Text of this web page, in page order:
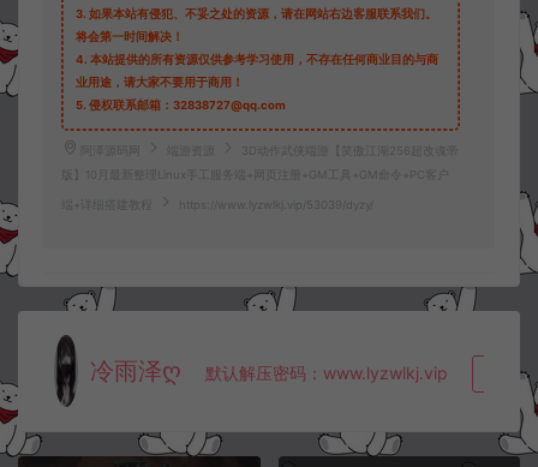
3. 如果本站有侵犯、不妥之处的资源，请在网站右边客服联系我们。
将会第一时间解决！
4. 本站提供的所有资源仅供参考学习使用，不存在任何商业目的与商
业用途，请大家不要用于商用！
5. 侵权联系邮箱：32838727@qq.com
阿泽源码网 端游资源
3D动作武侠端游【笑傲江湖256超改魂帝
版】10月最新整理Linux手工服务端+网页注册+GM工具+GM命令+PC客户
端+详细搭建教程 https://www.lyzwlkj.vip/53039/dyzy/
冷雨泽ღ 默认解压密码：www.lyzwlkj.vip 复